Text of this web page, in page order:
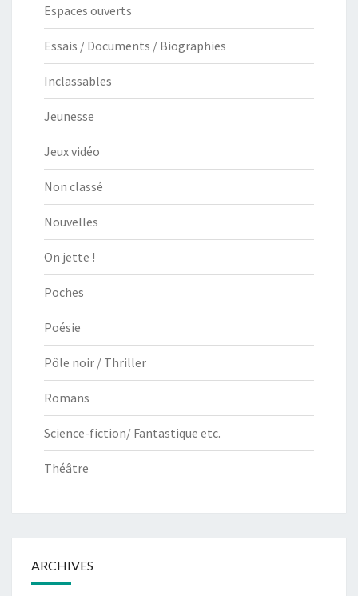
Espaces ouverts
Essais / Documents / Biographies
Inclassables
Jeunesse
Jeux vidéo
Non classé
Nouvelles
On jette !
Poches
Poésie
Pôle noir / Thriller
Romans
Science-fiction/ Fantastique etc.
Théâtre
ARCHIVES